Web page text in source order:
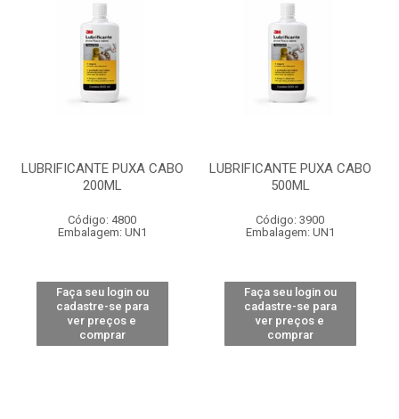
LUBRIFICANTE PUXA CABO
200ML
Código: 4800
Embalagem: UN1
Faça seu login ou
cadastre-se para
ver preços e
comprar
LUBRIFICANTE PUXA CABO
500ML
Código: 3900
Embalagem: UN1
Faça seu login ou
cadastre-se para
ver preços e
comprar